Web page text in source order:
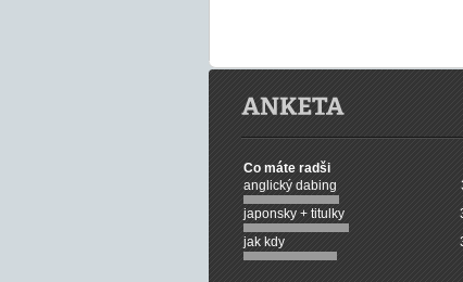
Co máte radši
anglický dabing
japonsky + titulky
jak kdy